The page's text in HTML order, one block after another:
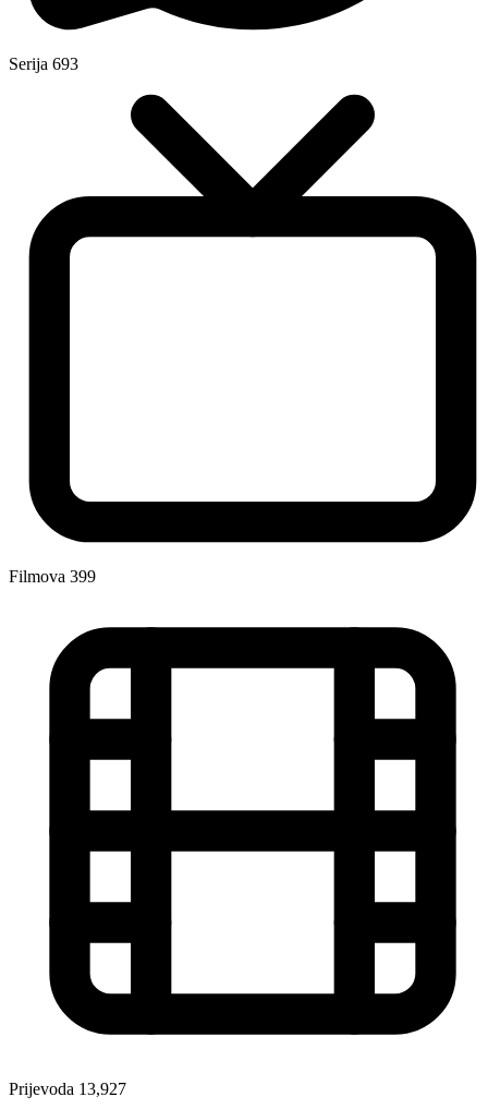
Serija 693
Filmova 399
Prijevoda 13,927